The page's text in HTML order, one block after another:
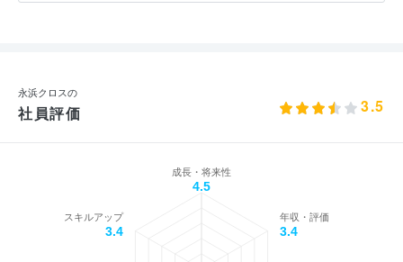
永浜クロスの
社員評価 3.5
成長・将来性
4.5
年収・評価
3.4
スキルアップ
3.4